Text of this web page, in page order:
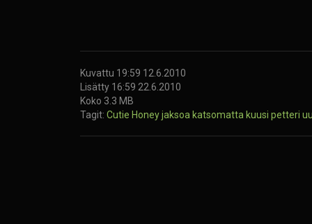
Kuvattu 19:59 12.6.2010
Lisätty 16:59 22.6.2010
Koko 3.3 MB
Tagit: Cutie Honeyjaksoa katsomatta kuusi petteri